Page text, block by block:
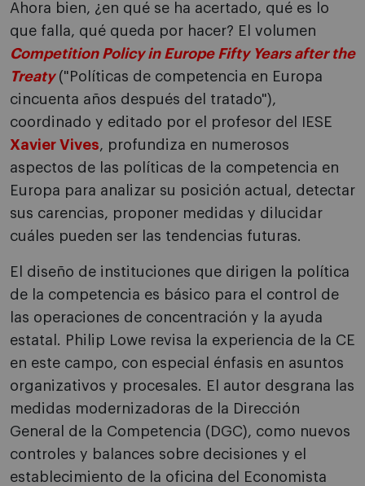
Ahora bien, ¿en qué se ha acertado, qué es lo
que falla, qué queda por hacer? El volumen
Competition Policy in Europe Fifty Years after the
Treaty("Políticas de competencia en Europa
cincuenta años después del tratado"),
coordinado y editado por el profesor del IESE
Xavier Vives, profundiza en numerosos
aspectos de las políticas de la competencia en
Europa para analizar su posición actual, detectar
sus carencias, proponer medidas y dilucidar
cuáles pueden ser las tendencias futuras.
El diseño de instituciones que dirigen la política
de la competencia es básico para el control de
las operaciones de concentración y la ayuda
estatal. Philip Lowe revisa la experiencia de la CE
en este campo, con especial énfasis en asuntos
organizativos y procesales. El autor desgrana las
medidas modernizadoras de la Dirección
General de la Competencia (DGC), como nuevos
controles y balances sobre decisiones y el
establecimiento de la oficina del Economista